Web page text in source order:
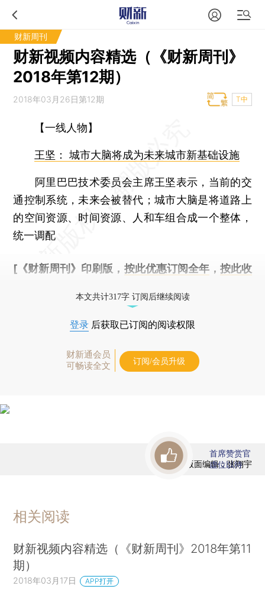
财新周刊
财新视频内容精选（《财新周刊》
2018年第12期）
2018年03月26日第12期 T中
【一线人物】
王坚： 城市大脑将成为未来城市新基础设施
阿里巴巴技术委员会主席王坚表示，当前的交
通控制系统，未来会被替代；城市大脑是将道路上
的空间资源、时间资源、人和车组合成一个整体，
统一调配
[《财新周刊》印刷版， 按此优惠订阅全年， 按此收
本文共计317字 订阅后继续阅读
登录 后获取已订阅的阅读权限
财新通会员
可畅读全文
订阅/会员升级
版面编辑：张翔宇
首席赞赏官
虚位以待
相关阅读
财新视频内容精选（《财新周刊》2018年第11
期）
2018年03月17日 APP打开